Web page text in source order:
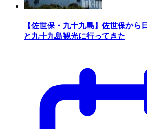
【佐世保・九十九島】佐世保から
と九十九島観光に行ってきた